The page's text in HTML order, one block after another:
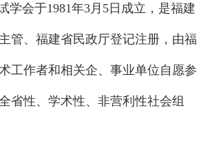
学会于1981年3 月 5日成立，是福建
管、福建省民政厅登记注册，由福
工作者和相关企、事业单位自愿参
省性、学术性、非营利性社会组